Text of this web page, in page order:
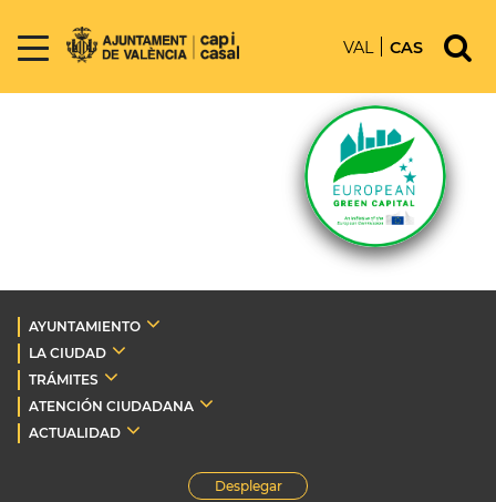
VAL CAS
AYUNTAMIENTO
LA CIUDAD
TRÁMITES
ATENCIÓN CIUDADANA
ACTUALIDAD
Desplegar